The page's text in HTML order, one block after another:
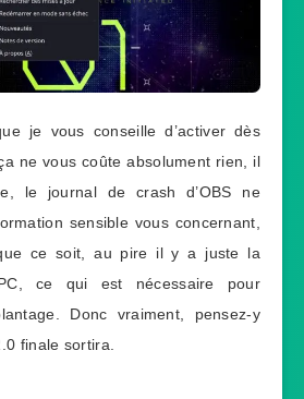
je vous conseille d’activer dès
ne vous coûte absolument rien, il
le journal de crash d’OBS ne
sensible vous concernant,
ce soit, au pire il y a juste la
ce qui est nécessaire pour
Donc vraiment, pensez-y
finale sortira.